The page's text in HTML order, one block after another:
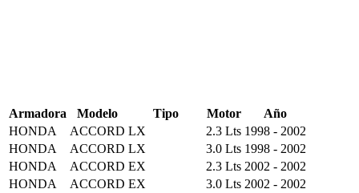
Armadora Modelo Tipo Motor
Año
HONDA
ACCORD LX 2.3 Lts 1998 - 2002
HONDA
ACCORD LX 3.0 Lts 1998 - 2002
HONDA
ACCORD EX 2.3 Lts 2002 - 2002
HONDA
ACCORD EX 3.0 Lts 2002 - 2002